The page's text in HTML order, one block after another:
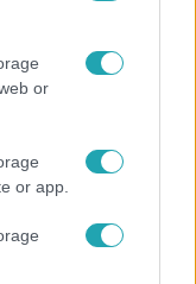
or
or app.
keveredett
hátizsákos utazó.
hogy a világ